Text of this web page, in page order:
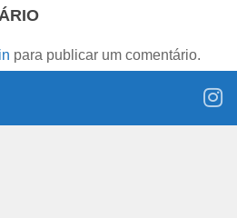
para publicar um comentário.